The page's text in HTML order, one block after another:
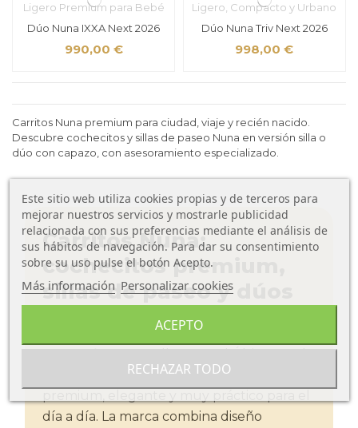
Dúo Nuna IXXA Next 2026
990,00 €
Dúo Nuna Triv Next 2026
998,00 €
Carritos Nuna premium para ciudad, viaje y recién nacido.
Descubre cochecitos y sillas de paseo Nuna en versión silla o
dúo con capazo, con asesoramiento especializado.
Carritos Nuna:
cochecitos premium,
sillas de paseo y dúos
con capazo
Loscarritos Nunallegan a El Último Koala
para familias que buscan un cochecito
día a día. La marca combina diseño
Este sitio web utiliza cookies propias y de terceros para
mejorar nuestros servicios y mostrarle publicidad
relacionada con sus preferencias mediante el análisis de
sus hábitos de navegación. Para dar su consentimiento
sobre su uso pulse el botón Acepto.
Más información Personalizar cookies
RECHAZAR TODO
ACEPTO